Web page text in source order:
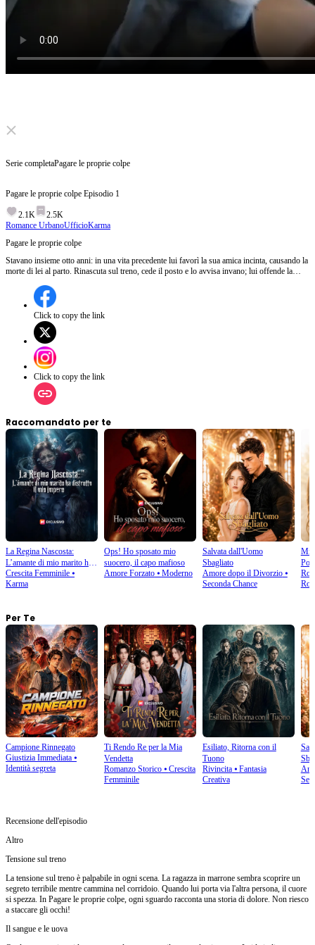
Click to unmute
Così l'ho fermato.
Serie completaPagare le proprie colpe
Pagare le proprie colpe Episodio 1
2.1K
2.5K
Romance UrbanoUfficioKarma
Pagare le proprie colpe
Stavano insieme otto anni: in una vita precedente lui favorì la sua amica incinta, causando la
morte di lei al parto. Rinascuta sul treno, cede il posto e lo avvisa invano; lui offende la
L’uomo finge di essere l’investitore, finisce rovinato e zoppo; l’amica paga le sue colpe.
Click to copy the link
Click to copy the link
Raccomandato per te
La Regina Nascosta:
L’amante di mio marito ha
distrutto il mio impero
Crescita Femminile ⦁
Karma
Ops! Ho sposato mio
suocero, il capo mafioso
Amore Forzato⦁ Moderno
Salvata dall'Uomo
Sbagliato
Amore dopo il Divorzio⦁
Seconda Chance
Per Te
Campione Rinnegato
Giustizia Immediata ⦁
Identità segreta
Ti Rendo Re per la Mia
Vendetta
Romanzo Storico⦁ Crescita
Femminile
Esiliato, Ritorna con il
Tuono
Rivincita⦁ Fantasia
Creativa
Recensione dell'episodio
Altro
Tensione sul treno
La tensione sul treno è palpabile in ogni scena. La ragazza in marrone sembra scoprire un
segreto terribile mentre cammina nel corridoio. Quando lui porta via l'altra persona, il cuore
si spezza. In Pagare le proprie colpe, ogni sguardo racconta una storia di dolore. Non riesco
a staccare gli occhi!
Il sangue e le uova